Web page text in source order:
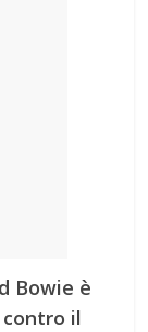
Bowie è
il